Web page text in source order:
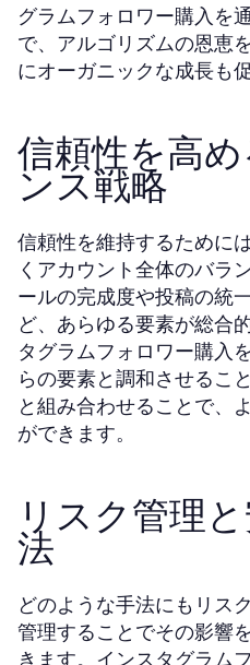
グラムフォロワー購入を
で、アルゴリズムの恩恵
にオーガニックな成長も
信頼性を高
ンス戦略
信頼性を維持するために
くアカウント全体のバラ
ールの完成度や投稿の統
ど、あらゆる要素が総合
タグラムフォロワー購入
らの要素と調和させるこ
と組み合わせることで、
ができます。
リスク管理
法
どのような手法にもリス
管理することでその影響
きます。インスタグラム